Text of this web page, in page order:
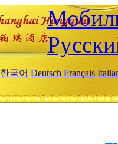
한국어 Deutsch Français